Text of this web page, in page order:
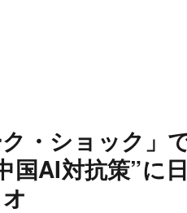
ク・ショック
国AI対抗策”に